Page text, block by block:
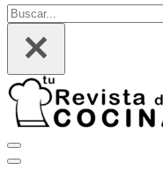
Buscar...
Menú
de
Menú